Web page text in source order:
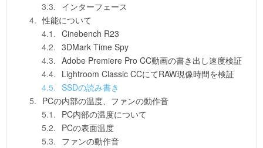
インターフェース
性能について
Cinebench R23
3DMark Time Spy
Adobe Premiere Pro CC動画の書き出し速度検証
Lightroom Classic CCにてRAW現像時間を検証
SSDの読み書き
PCの内部の温度、ファンの動作音
PC内部の温度について
PCの表面温度
ファンの動作音